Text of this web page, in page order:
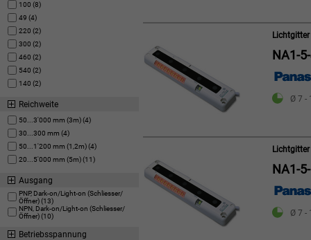
100 (8)
49 (4)
220 (2)
300 (2)
460 (2)
540 (2)
140 (2)
Reichweite
50...3'000 mm (3m) (4)
30...300 mm (4)
50...1'200 mm (1,2m) (4)
20...5'000 mm (5m) (11)
Ausgang
PNP, Dark-on/Light-on (Schliesser/
Öffner) (13)
NPN, Dark-on/Light-on (Schliesser/
Öffner) (10)
Betriebsspannung
NA1-
Ø 7 -
NA1-
Ø 7 -